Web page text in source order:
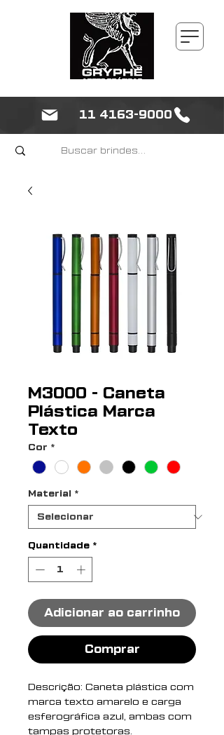
11 4163-9000
M3000 - Caneta
Plástica Marca
Texto
Cor *
Material *
Quantidade *
Adicionar ao carrinho
Comprar
Descrição: Caneta plástica com
marca texto amarelo e carga
esferográfica azul, ambas com
tampas protetoras.